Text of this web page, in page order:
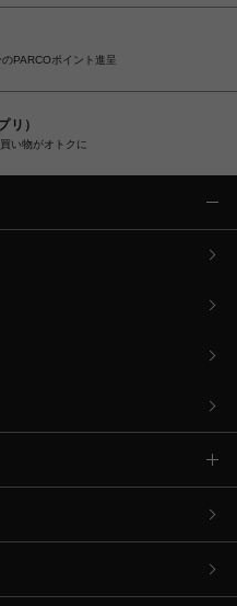
PARCOポイント進呈
リ）
い物がオトクに